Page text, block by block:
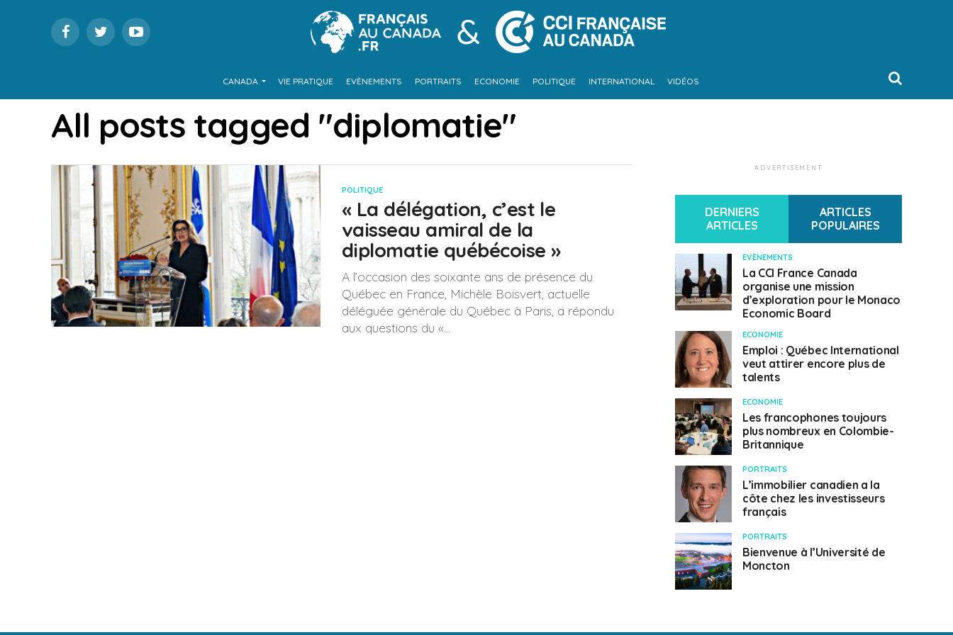
CANADA VIE PRATIQUE EVÈNEMENTS PORTRAITS ECONOMIE POLITIQUE INTERNATIONAL VIDÉOS
All posts tagged "diplomatie"
POLITIQUE
« La délégation, c’est le
vaisseau amiral de la
diplomatie québécoise »
A l’occasion des soixante ans de présence du
Québec en France, Michèle Boisvert, actuelle
déléguée générale du Québec à Paris, a répondu
aux questions du «...
ADVERTISEMENT
DERNIERS
ARTICLES
ARTICLES
POPULAIRES
EVÈNEMENTS
La CCI France Canada
organise une mission
d’exploration pour le Monaco
Economic Board
ECONOMIE
Emploi : Québec International
veut attirer encore plus de
talents
ECONOMIE
Les francophones toujours
plus nombreux en Colombie-
Britannique
PORTRAITS
L’immobilier canadien a la
côte chez les investisseurs
français
PORTRAITS
Bienvenue à l’Université de
Moncton